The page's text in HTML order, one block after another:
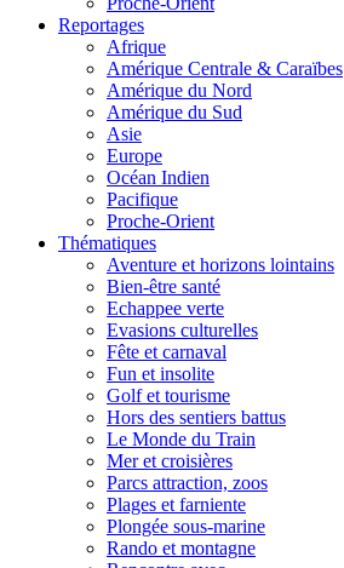
Reportages
Afrique
Amérique Centrale & Caraïbes
Amérique du Nord
Amérique du Sud
Asie
Europe
Océan Indien
Pacifique
Proche-Orient
Thématiques
Aventure et horizons lointains
Bien-être santé
Echappee verte
Evasions culturelles
Fête et carnaval
Fun et insolite
Golf et tourisme
Hors des sentiers battus
Le Monde du Train
Mer et croisières
Parcs attraction, zoos
Plages et farniente
Plongée sous-marine
Rando et montagne